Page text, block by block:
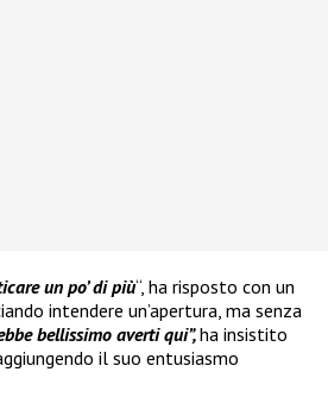
un po’ di più“, ha risposto con un
intendere un’apertura, ma senza
bellissimo averti qui”,ha insistito
il suo entusiasmo